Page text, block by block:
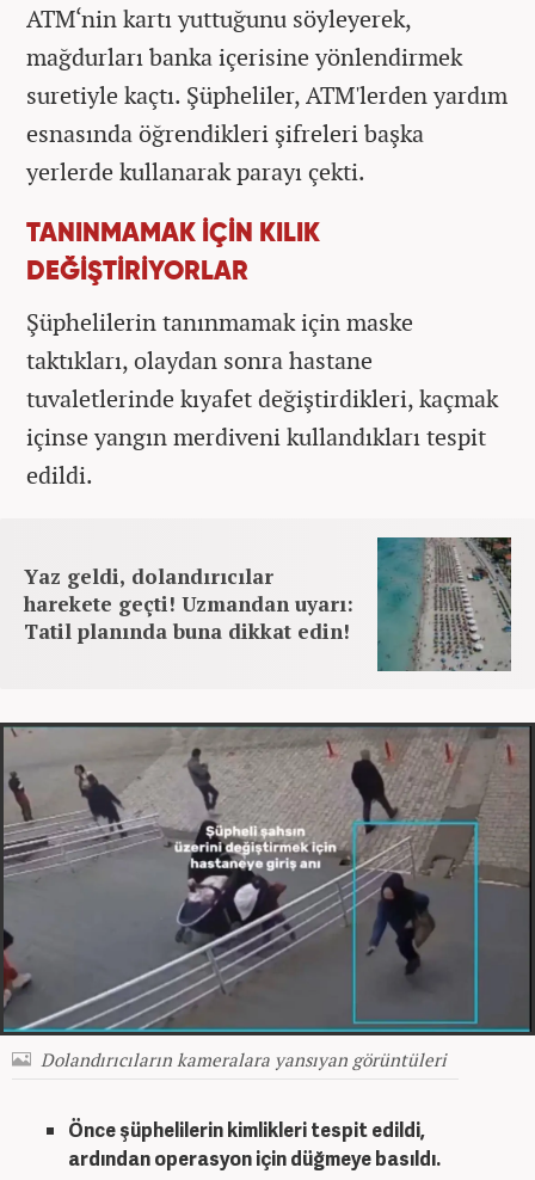
ATM‘nin kartı yuttuğunu söyleyerek,
mağdurları banka içerisine yönlendirmek
suretiyle kaçtı. Şüpheliler, ATM'lerden yardım
esnasında öğrendikleri şifreleri başka
yerlerde kullanarak parayı çekti.
TANINMAMAK İÇİN KILIK
DEĞİŞTİRİYORLAR
Şüphelilerin tanınmamak için maske
taktıkları, olaydan sonra hastane
tuvaletlerinde kıyafet değiştirdikleri, kaçmak
içinse yangın merdiveni kullandıkları tespit
edildi.
Yaz geldi, dolandırıcılar
harekete geçti! Uzmandan uyarı:
Tatil planında buna dikkat edin!
Dolandırıcıların kameralara yansıyan görüntüleri
Önce şüphelilerin kimlikleri tespit edildi,
ardından operasyon için düğmeye basıldı.